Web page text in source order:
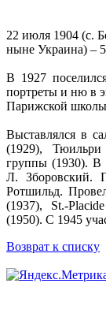
22 июля 1904 (с.
ныне Украина) –
В 1927
портреты и ню в
Парижской
Выставлялся в
(1929), Тюильри
группы (1930). В
Л. Зборовский.
Ротшильд.
(1937), St.-
(1950). С 1945
Возврат к списку